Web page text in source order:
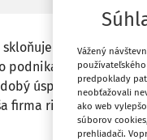
v každej
podnikateľa.
úspech a
firma riskuje stratu
Vážený
predpoklady
neobťažovali
ako web
súborov
prehliadači.